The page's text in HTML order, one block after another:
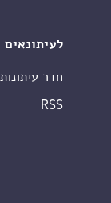
לעיתונאים
חדר עיתונות
RSS